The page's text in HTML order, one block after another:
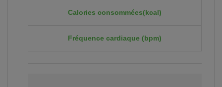
Calories consommées(kcal)
Fréquence cardiaque (bpm)